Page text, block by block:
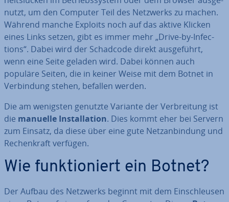
nutzt, um den Computer Teil des Netzwerks zu machen.
Während manche Exploits noch auf das aktive Klicken
eines Links setzen, gibt es immer mehr „Drive-by-In­fec­
tions“. Dabei wird der Schadcode direkt aus­ge­führt,
wenn eine Seite geladen wird. Dabei können auch
populäre Seiten, die in keiner Weise mit dem Botnet in
Ver­bin­dung stehen, befallen werden.
Die am wenigsten genutzte Variante der Ver­brei­tung ist
die manuelle In­stal­la­ti­on. Dies kommt eher bei Servern
zum Einsatz, da diese über eine gute Netz­an­bin­dung und
Re­chen­kraft verfügen.
Wie funk­tio­niert ein Botnet?
Der Aufbau des Netzwerks beginnt mit dem Ein­schleu­sen